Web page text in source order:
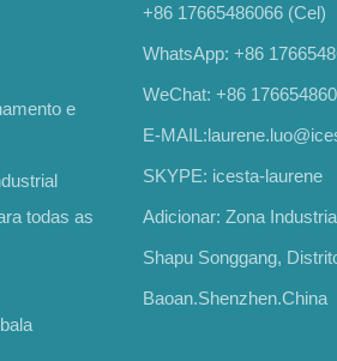
e
todas as
+86 17665486066 (Cel)
WhatsApp: +86
WeChat: +86
E-MAIL:
SKYPE: icesta-laurene
Adicionar: Zona
Shapu Songgang,
Baoan.Shenzhen.China